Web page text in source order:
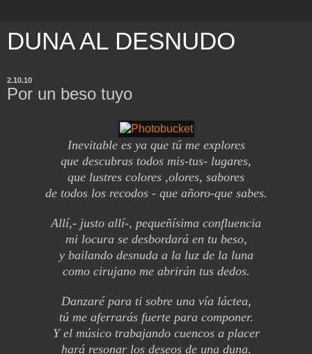
DUNA AL DESNUDO
2.10.10
Por un beso tuyo
Inevitable es ya que tú me explores
que descubras todos mis-tus- lugares,
que lustres colores ,olores, sabores
de todos los recodos - que añoro-que sabes.
Allí,- justo allí-, pequeñísima confluencia
mi locura se desbordará en tu beso,
y bailando desnuda a la luz de la luna
como cirujano me abrirán tus dedos.
Danzaré para ti sobre una vía láctea,
tú me aferrarás fuerte para componer.
Y el músico trabajando cuencos a placer
hará resonar los deseos de una duna.